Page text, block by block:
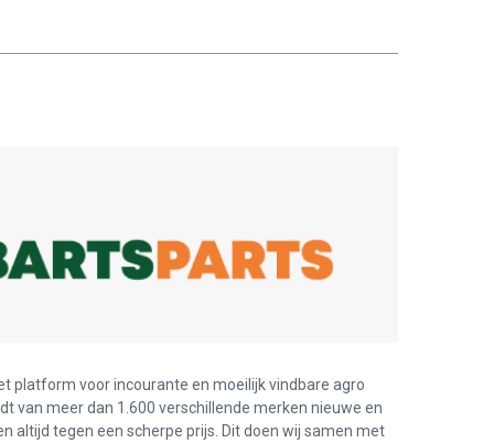
platform voor incourante en moeilijk vindbare agro
van meer dan 1.600 verschillende merken nieuwe en
altijd tegen een scherpe prijs. Dit doen wij samen met